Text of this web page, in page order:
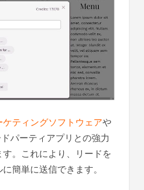
ケティングソフトウェアや
パーティアプリとの強力
。これにより、リードを
簡単に送信できます。